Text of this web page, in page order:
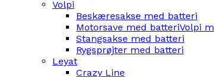
Volpi
Beskæresakse med batteri
Motorsave med batteriVolpi
Stangsakse med batteri
Rygsprøjter med batteri
Leyat
Crazy Line